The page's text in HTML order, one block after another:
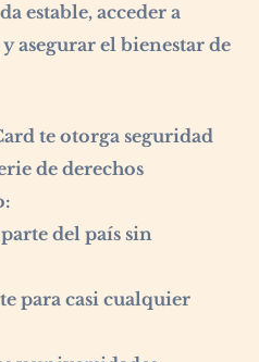
estable, acceder a
asegurar el bienestar de
te otorga seguridad
de derechos
del país sin
para casi cualquier